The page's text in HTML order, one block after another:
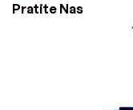
Pratite Nas